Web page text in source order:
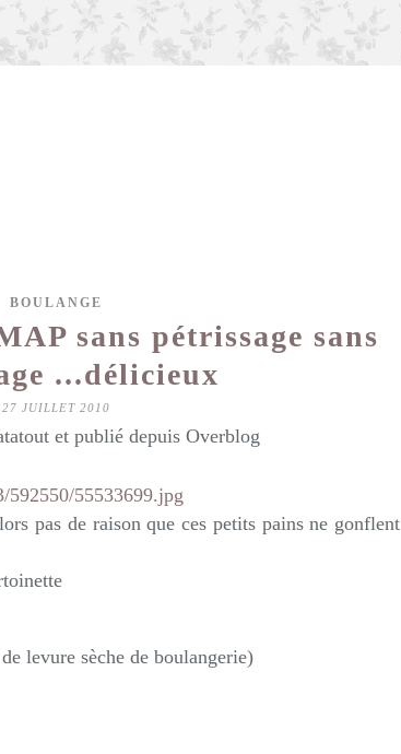
BOULANGE
sans pétrissage sans
...délicieux
27 JUILLET 2010
et publié depuis Overblog
pas de raison que ces petits pains ne gonflent
levure sèche de boulangerie)